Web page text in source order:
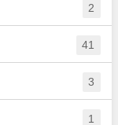
2
41
3
1